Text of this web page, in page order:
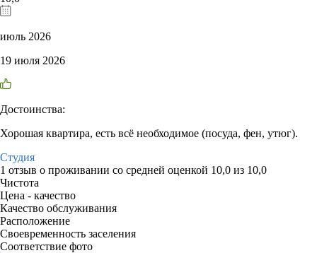
июль 2026
19 июля 2026
Достоинства:
Хорошая квартира, есть всё необходимое (посуда, фен, утюг).
Студия
1 отзыв о проживании со средней оценкой 10,0 из 10,0
Чистота
Цена - качество
Качество обслуживания
Расположение
Своевременность заселения
Соответствие фото